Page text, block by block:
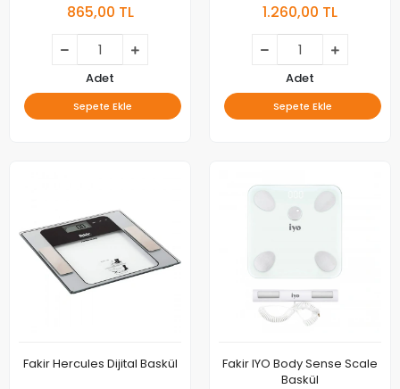
865,00 TL
Adet
Sepete Ekle
1.260,00 TL
Adet
Sepete Ekle
Fakir Hercules Dijital Baskül
Fakir IYO Body Sense Scale
Baskül